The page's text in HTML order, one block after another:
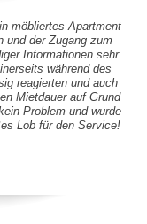
möbliertes Apartment
und der Zugang zum
Informationen sehr
während des
reagierten und auch
Mietdauer auf Grund
Problem und wurde
Lob für den Service!